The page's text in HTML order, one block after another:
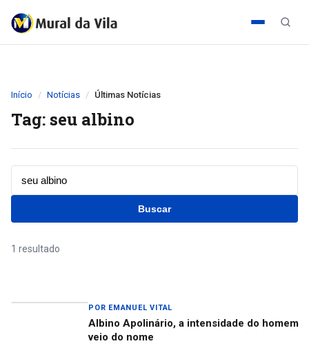
Início Notícias Últimas Notícias
Tag: seu albino
Buscar
1 resultado
POR EMANUEL VITAL
Albino Apolinário, a intensidade do homem
veio do nome